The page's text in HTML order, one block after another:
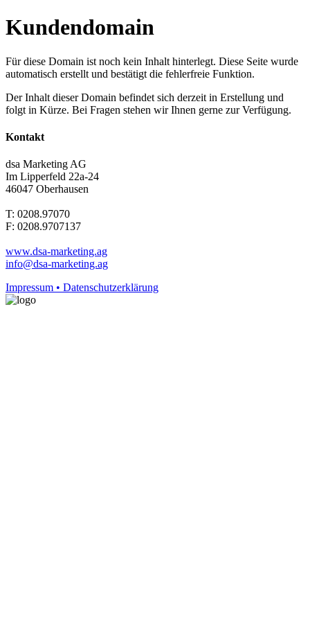
Kundendomain
Für diese Domain ist noch kein Inhalt hinterlegt. Diese Seite wurde
automatisch erstellt und bestätigt die fehlerfreie Funktion.
Der Inhalt dieser Domain befindet sich derzeit in Erstellung und
folgt in Kürze. Bei Fragen stehen wir Ihnen gerne zur Verfügung.
Kontakt
dsa Marketing AG
Im Lipperfeld 22a-24
46047 Oberhausen
T: 0208.97070
F: 0208.9707137
www.dsa-marketing.ag
info@dsa-marketing.ag
Impressum • Datenschutzerklärung